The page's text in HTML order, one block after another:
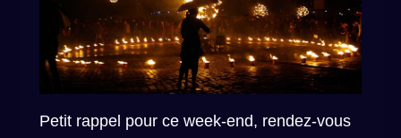
Petit rappel pour ce week-end, rendez-vous